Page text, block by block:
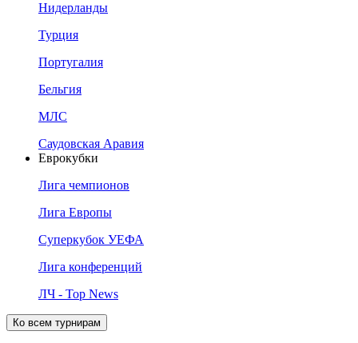
Нидерланды
Турция
Португалия
Бельгия
МЛС
Саудовская Аравия
Еврокубки
Лига чемпионов
Лига Европы
Суперкубок УЕФА
Лига конференций
ЛЧ - Top News
Ко всем турнирам